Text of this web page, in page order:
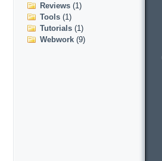
Reviews (1)
Tools (1)
Tutorials (1)
Webwork (9)